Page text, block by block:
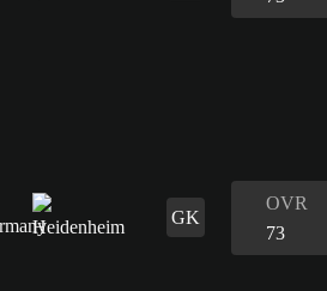
GK
OVR
73